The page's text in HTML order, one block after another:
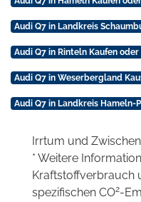
Audi Q7 in Landkreis
Audi Q7 in Rinteln Kaufen oder
Audi Q7 in Weserbergland
Audi Q7 in Landkreis Hameln-
Irrtum und
* Weitere
Kraftstoffverbrauch
spezifischen CO2-